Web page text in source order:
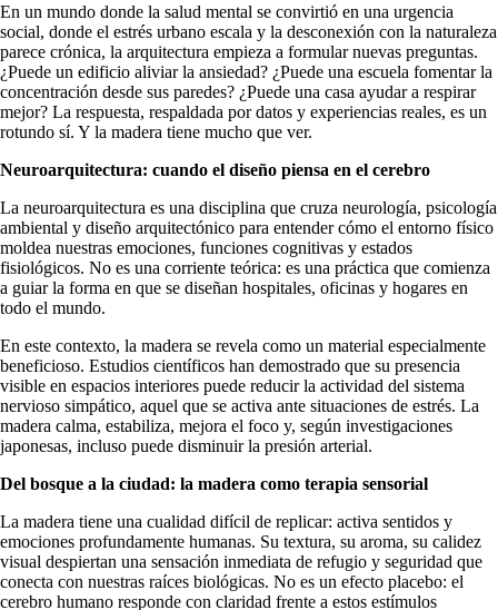
En un mundo donde la salud mental se convirtió en una urgencia
social, donde el estrés urbano escala y la desconexión con la naturaleza
parece crónica, la arquitectura empieza a formular nuevas preguntas.
¿Puede un edificio aliviar la ansiedad? ¿Puede una escuela fomentar la
concentración desde sus paredes? ¿Puede una casa ayudar a respirar
mejor? La respuesta, respaldada por datos y experiencias reales, es un
rotundo sí. Y la madera tiene mucho que ver.
Neuroarquitectura: cuando el diseño piensa en el cerebro
La neuroarquitectura es una disciplina que cruza neurología, psicología
ambiental y diseño arquitectónico para entender cómo el entorno físico
moldea nuestras emociones, funciones cognitivas y estados
fisiológicos. No es una corriente teórica: es una práctica que comienza
a guiar la forma en que se diseñan hospitales, oficinas y hogares en
todo el mundo.
En este contexto, la madera se revela como un material especialmente
beneficioso. Estudios científicos han demostrado que su presencia
visible en espacios interiores puede reducir la actividad del sistema
nervioso simpático, aquel que se activa ante situaciones de estrés. La
madera calma, estabiliza, mejora el foco y, según investigaciones
japonesas, incluso puede disminuir la presión arterial.
Del bosque a la ciudad: la madera como terapia sensorial
La madera tiene una cualidad difícil de replicar: activa sentidos y
emociones profundamente humanas. Su textura, su aroma, su calidez
visual despiertan una sensación inmediata de refugio y seguridad que
conecta con nuestras raíces biológicas. No es un efecto placebo: el
cerebro humano responde con claridad frente a estos estímulos